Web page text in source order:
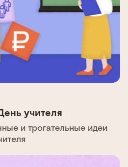
учителя
и трогательные идеи